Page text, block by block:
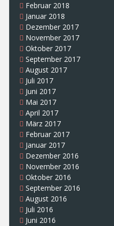
Februar 2018
Januar 2018
Dezember 2017
November 2017
Oktober 2017
September 2017
August 2017
Juli 2017
Juni 2017
Mai 2017
April 2017
März 2017
Februar 2017
Januar 2017
Dezember 2016
November 2016
Oktober 2016
September 2016
August 2016
Juli 2016
Juni 2016